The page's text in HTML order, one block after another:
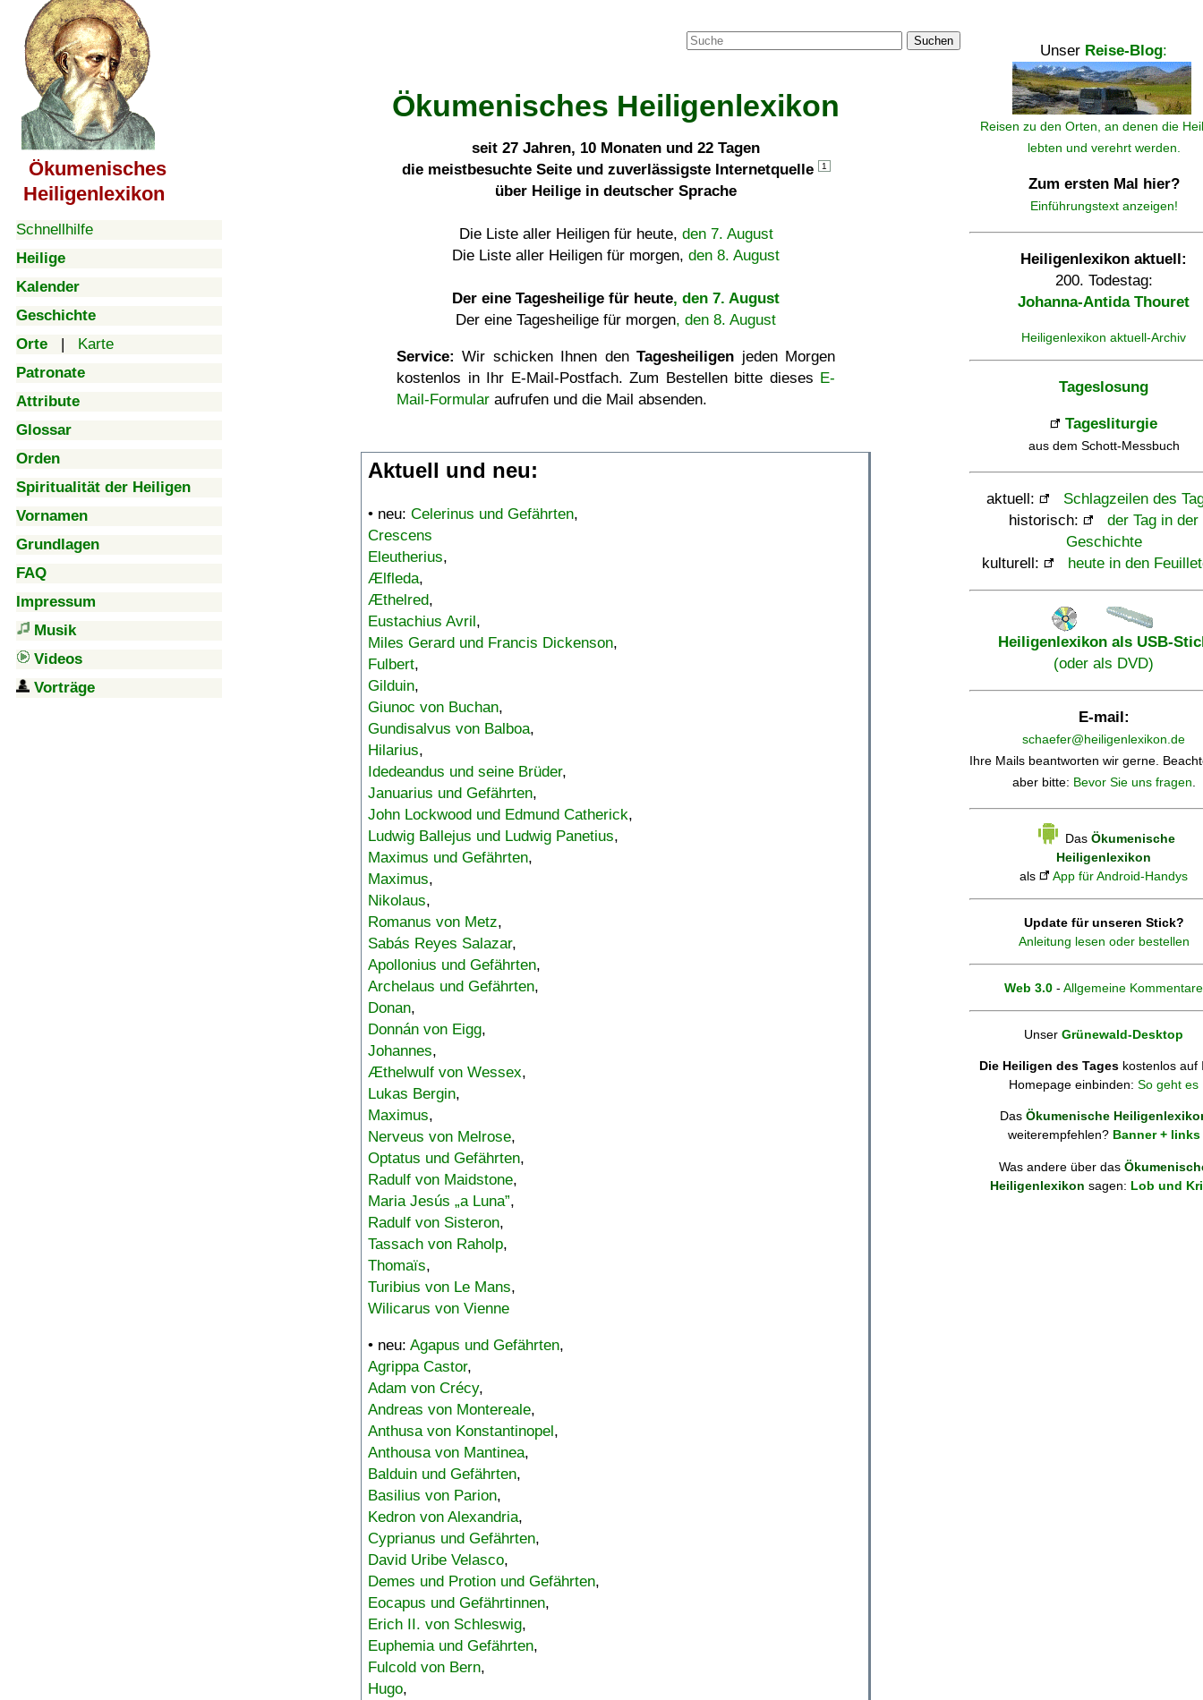
Ökumenisches
Heiligenlexikon
Schnellhilfe
Heilige
Kalender
Geschichte
Orte | Karte
Patronate
Attribute
Glossar
Orden
Spiritualität der Heiligen
Vornamen
Grundlagen
FAQ
Impressum
Musik
Videos
Vorträge
Suchen
Ökumenisches Heiligenlexikon
seit 27 Jahren, 10 Monaten und 22 Tagen
die meistbesuchte Seite und zuverlässigste Internetquelle
1
über Heilige in deutscher Sprache
Die Liste aller Heiligen für heute, den 7. August
Die Liste aller Heiligen für morgen, den 8. August
Der eine Tagesheilige für heute, den 7. August
Der eine Tagesheilige für morgen, den 8. August
Service: Wir schicken Ihnen denTagesheiligen jeden Morgen
kostenlos in Ihr E-Mail-Postfach. Zum Bestellen bitte dieses E-
Mail-Formular aufrufen und die Mail absenden.
Aktuell und neu:
• neu: Celerinus und Gefährten,
Crescens
Eleutherius,
Ælfleda,
Æthelred,
Eustachius Avril,
Miles Gerard und Francis Dickenson,
Fulbert,
Gilduin,
Giunoc von Buchan,
Gundisalvus von Balboa,
Hilarius,
Idedeandus und seine Brüder,
Januarius und Gefährten,
John Lockwood und Edmund Catherick,
Ludwig Ballejus und Ludwig Panetius,
Maximus und Gefährten,
Maximus,
Nikolaus,
Romanus von Metz,
Sabás Reyes Salazar,
Apollonius und Gefährten,
Archelaus und Gefährten,
Donan,
Donnán von Eigg,
Johannes,
Æthelwulf von Wessex,
Lukas Bergin,
Maximus,
Nerveus von Melrose,
Optatus und Gefährten,
Radulf von Maidstone,
Maria Jesús „a Luna”,
Radulf von Sisteron,
Tassach von Raholp,
Thomaïs,
Turibius von Le Mans,
Wilicarus von Vienne
• neu: Agapus und Gefährten,
Agrippa Castor,
Adam von Crécy,
Andreas von Montereale,
Anthusa von Konstantinopel,
Anthousa von Mantinea,
Balduin und Gefährten,
Basilius von Parion,
Kedron von Alexandria,
Cyprianus und Gefährten,
David Uribe Velasco,
Demes und Protion und Gefährten,
Eocapus und Gefährtinnen,
Erich II. von Schleswig,
Euphemia und Gefährten,
Fulcold von Bern,
Hugo,
Unser Reise-Blog:
Reisen zu den Orten, an denen die
lebten und verehrt werden.
Zum ersten Mal hier?
Einführungstext anzeigen!
Heiligenlexikon aktuell:
200. Todestag:
Johanna-Antida Thouret
Heiligenlexikon aktuell-Archiv
Tageslosung
Tagesliturgie
aus dem Schott-Messbuch
aktuell:
Schlagzeilen des
historisch:
der Tag in der
Geschichte
kulturell:
heute in den
Heiligenlexikon als USB-
(oder als DVD)
E-mail:
schaefer@heiligenlexikon.de
Ihre Mails beantworten wir gerne.
aber bitte: Bevor Sie uns fragen.
Das Ökumenische
Heiligenlexikon
als
App für Android-Handys
Update für unseren Stick?
Anleitung lesen oder bestellen
Web 3.0 - Allgemeine Kommentare
Unser Grünewald-Desktop
Die Heiligen des Tages kostenlos auf
Homepage einbinden: So geht es
Das Ökumenische
weiterempfehlen? Banner + links
Was andere über das
Heiligenlexikon sagen: Lob und